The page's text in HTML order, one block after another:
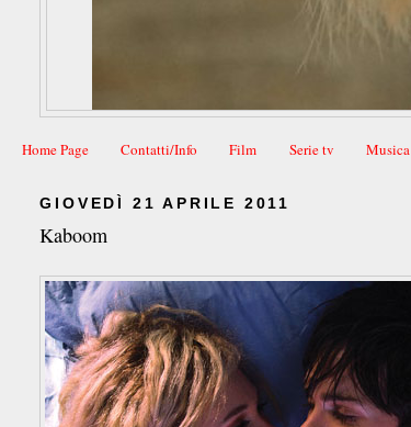
Home Page Contatti/Info Film Serie tv Musica
GIOVEDÌ 21 APRILE 2011
Kaboom